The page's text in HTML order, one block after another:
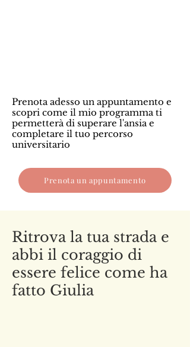
Prenota adesso un appuntamento e
scopri come il mio programma ti
permetterà di superare l'ansia e
completare il tuo percorso
universitario
Prenota un appuntamento
Ritrova la tua strada e
abbi il coraggio di
essere felice come ha
fatto Giulia